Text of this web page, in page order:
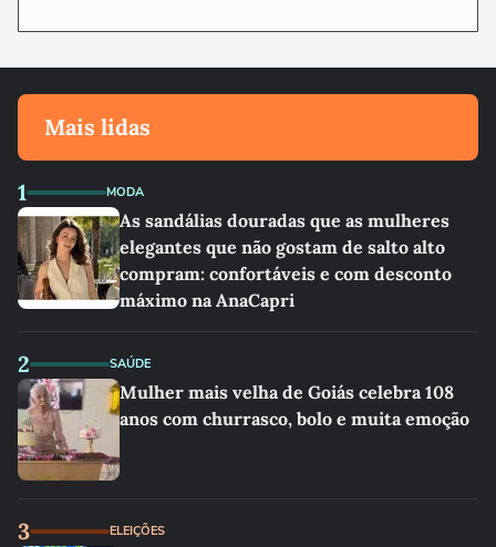
Mais lidas
1 MODA
As sandálias douradas que as mulheres
elegantes que não gostam de salto alto
compram: confortáveis e com desconto
máximo na AnaCapri
2 SAÚDE
Mulher mais velha de Goiás celebra 108
anos com churrasco, bolo e muita emoção
3 ELEIÇÕES